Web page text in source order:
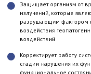
Защищает организм от
излучений, которые
разрушающим фактором
воздействия
воздействий
Корректирует работу
стадии нарушения их
функциональное